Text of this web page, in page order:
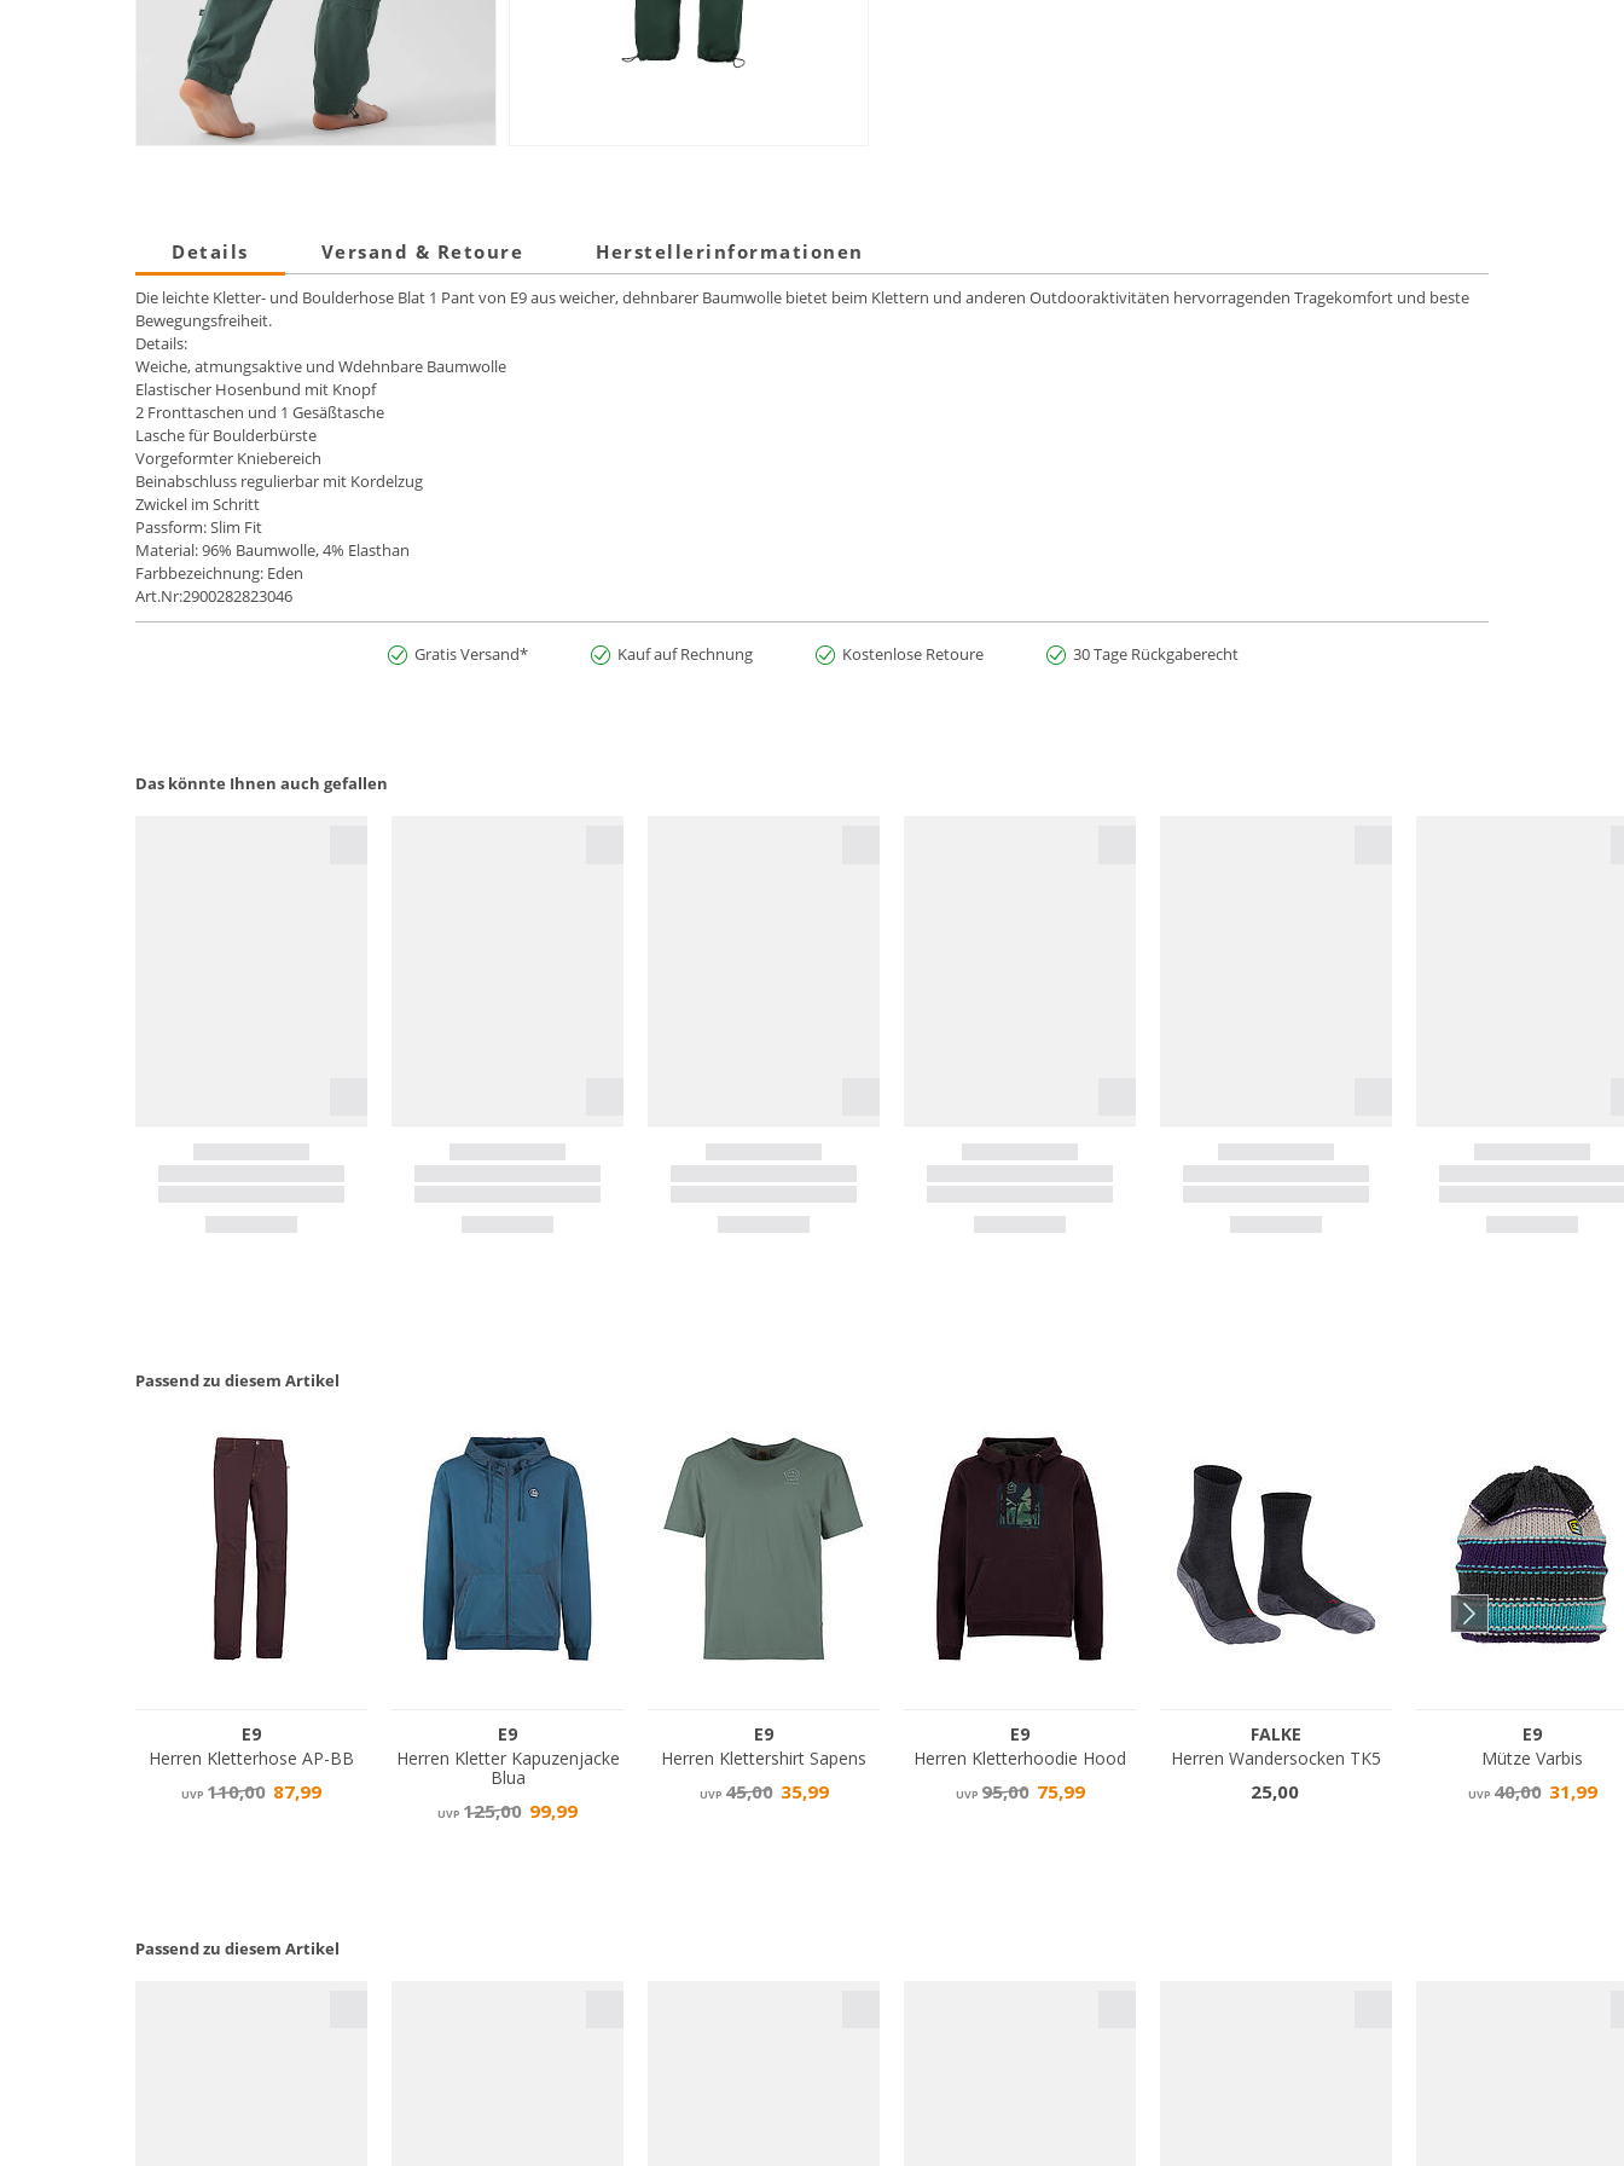
Details Versand & Retoure Herstellerinformationen
Die leichte Kletter- und Boulderhose Blat 1 Pant von E9 aus weicher, dehnbarer Baumwolle bietet beim Klettern und anderen Outdooraktivitäten hervorragenden Tragekomfort und beste
Bewegungsfreiheit.
Details:
Weiche, atmungsaktive und Wdehnbare Baumwolle
Elastischer Hosenbund mit Knopf
2 Fronttaschen und 1 Gesäßtasche
Lasche für Boulderbürste
Vorgeformter Kniebereich
Beinabschluss regulierbar mit Kordelzug
Zwickel im Schritt
Passform: Slim Fit
Material: 96% Baumwolle, 4% Elasthan
Farbbezeichnung: Eden
Art.Nr:2900282823046
Gratis Versand* Kauf auf Rechnung Kostenlose Retoure 30 Tage Rückgaberecht
Das könnte Ihnen auch gefallen
Passend zu diesem Artikel
Passend zu diesem Artikel